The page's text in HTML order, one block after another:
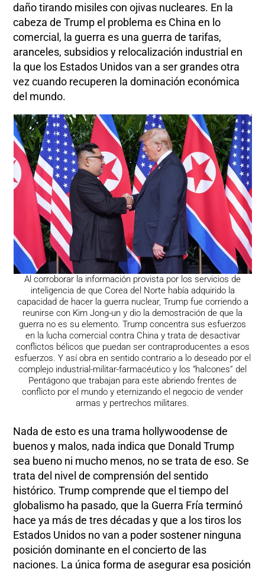
daño tirando misiles con ojivas nucleares. En la
cabeza de Trump el problema es China en lo
comercial, la guerra es una guerra de tarifas,
aranceles, subsidios y relocalización industrial en
la que los Estados Unidos van a ser grandes otra
vez cuando recuperen la dominación económica
del mundo.
Al corroborar la información provista por los servicios de
inteligencia de que Corea del Norte había adquirido la
capacidad de hacer la guerra nuclear, Trump fue corriendo a
reunirse con Kim Jong-un y dio la demostración de que la
guerra no es su elemento. Trump concentra sus esfuerzos
en la lucha comercial contra China y trata de desactivar
conflictos bélicos que puedan ser contraproducentes a esos
esfuerzos. Y así obra en sentido contrario a lo deseado por el
complejo industrial-militar-farmacéutico y los “halcones” del
Pentágono que trabajan para este abriendo frentes de
conflicto por el mundo y eternizando el negocio de vender
armas y pertrechos militares.
Nada de esto es una trama hollywoodense de
buenos y malos, nada indica que Donald Trump
sea bueno ni mucho menos, no se trata de eso. Se
trata del nivel de comprensión del sentido
histórico. Trump comprende que el tiempo del
globalismo ha pasado, que la Guerra Fría terminó
hace ya más de tres décadas y que a los tiros los
Estados Unidos no van a poder sostener ninguna
posición dominante en el concierto de las
naciones. La única forma de asegurar esa posición